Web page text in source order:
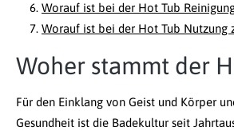
Worauf ist bei der Hot Tub
Worauf ist bei der Hot Tub Nutzung
Woher stammt der
Für den Einklang von Geist und Körper
Gesundheit ist die Badekultur seit